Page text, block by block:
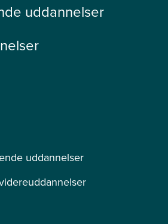
uddannelser
uddannelser